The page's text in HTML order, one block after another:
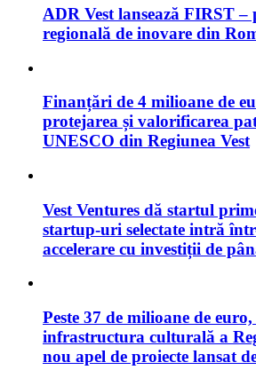
ADR Vest lansează FIRST
regională de inovare din
Finanțări de 4 milioane de
protejarea și valorificarea
UNESCO din Regiunea Vest
Vest Ventures dă startul
startup-uri selectate intră
accelerare cu investiții de
Peste 37 de milioane de
infrastructura culturală a
nou apel de proiecte lansat